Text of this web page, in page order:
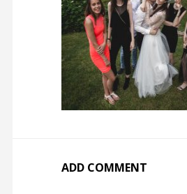
ADD COMMENT